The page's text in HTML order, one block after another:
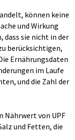
können keine
und Wirkung
dass sie nicht in der
berücksichtigen,
Ernährungsdaten
im Laufe
und die Zahl der
Nährwert von UPF
und Fetten, die